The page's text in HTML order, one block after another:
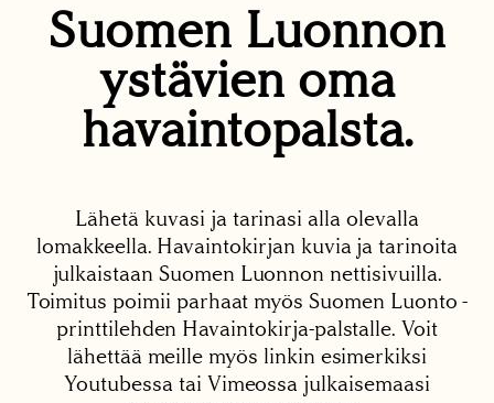
Suomen Luonnon
ystävien oma
havaintopalsta.
Lähetä kuvasi ja tarinasi alla olevalla
lomakkeella. Havaintokirjan kuvia ja tarinoita
julkaistaan Suomen Luonnon nettisivuilla.
Toimitus poimii parhaat myös Suomen Luonto -
printtilehden Havaintokirja-palstalle. Voit
lähettää meille myös linkin esimerkiksi
Youtubessa tai Vimeossa julkaisemaasi